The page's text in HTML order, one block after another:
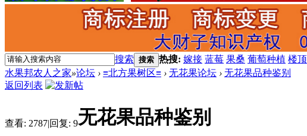
搜索 搜索 热搜: 嫁接 蓝莓 果桑 葡萄种植 楼顶
水果邦农人之家»论坛 › ≡北方果树区≡ › 无花果论坛 › 无花果品种鉴别
返回列表
查看: 2787|回复: 9无花果品种鉴别